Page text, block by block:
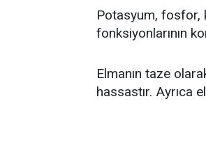
Potasyum, fosfor,
fonksiyonlarının
Elmanın taze
hassastır. Ayrıca